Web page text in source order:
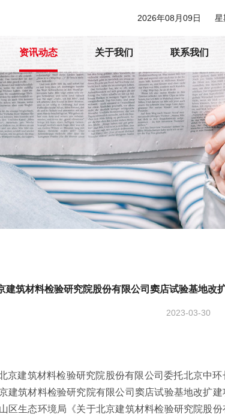
2026年08月09日 星
资讯动态 关于我们 联系我们
建筑材料检验研究院股份有限公司窦店试验基地改
2023-03-30
京建筑材料检验研究院 股份有限公司委托北京中
建筑材料检验研究院有限公司 窦店试验基地改扩建
区生态环境局《关于北京建筑材料检验研究院股